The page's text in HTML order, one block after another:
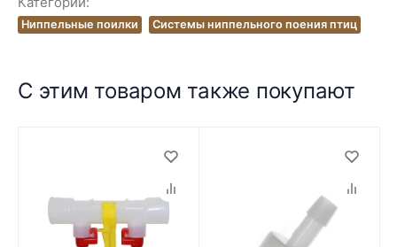
Ниппельные поилки Системы ниппельного поения птиц
С этим товаром также покупают